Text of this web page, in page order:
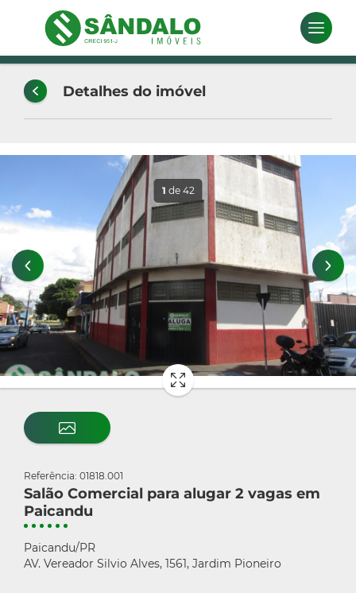
Detalhes do imóvel
1 de 42
Referência: 01818.001
Salão Comercial para alugar 2 vagas em
Paicandu
Paicandu/PR
AV. Vereador Silvio Alves, 1561, Jardim Pioneiro